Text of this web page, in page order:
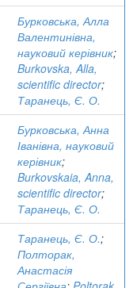
Бурковська, Алла
Валентинівна,
науковий керівник;
Burkovska, Alla,
scientific director;
Таранець, Є. О.
Бурковська, Анна
Іванівна, науковий
керівник;
Burkovskaia, Anna,
scientific director;
Таранець, Є. О.
Таранець, Є. О.;
Полторак,
Анастасія